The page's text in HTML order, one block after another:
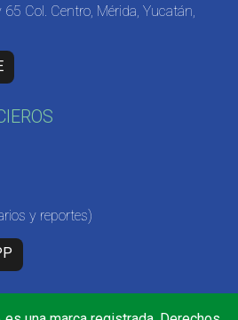
Col. Centro, Mérida, Yucatán,
y reportes)